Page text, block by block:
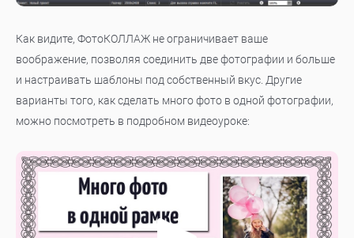
Как видите, ФотоКОЛЛАЖ не ограничивает ваше
воображение, позволяя соединить две фотографии и больше
и настраивать шаблоны под собственный вкус. Другие
варианты того, как сделать много фото в одной фотографии,
можно посмотреть в подробном видеоуроке: